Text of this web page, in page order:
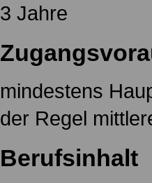
3 Jahre
mindestens
der Regel
Berufsinhalt